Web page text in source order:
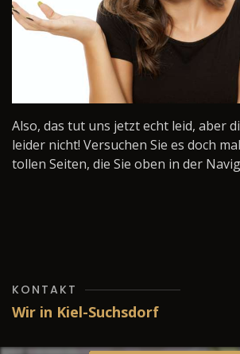
Also, das tut uns jetzt echt leid, aber
leider nicht! Versuchen Sie es doch
tollen Seiten, die Sie oben in der
KONTAKT
Wir in Kiel-Suchsdorf